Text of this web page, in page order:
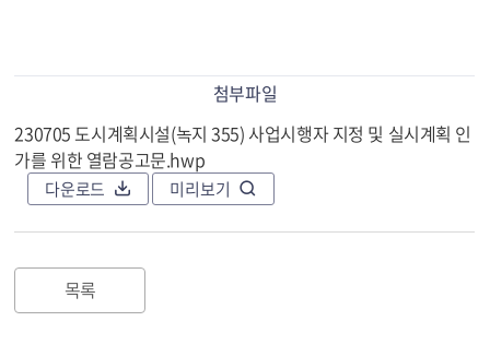
첨부파일
230705 도시계획시설(녹지 355) 사업시행자 지정 및 실시계획 인
가를 위한 열람공고문.hwp
다운로드 미리보기
목록